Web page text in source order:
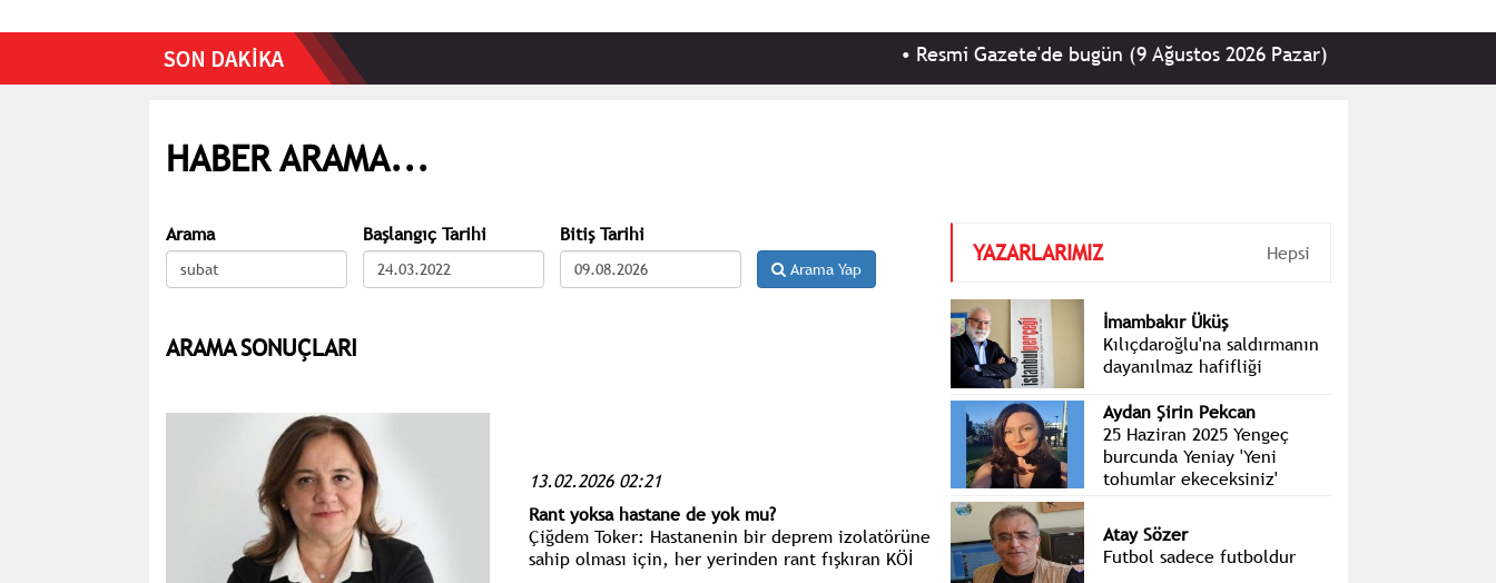
Resmi Gazete'de bugün (9 Ağustos 2026 Pazar) •
HABER ARAMA...
Arama Başlangıç Tarihi Bitiş Tarihi
Arama Yap
ARAMA SONUÇLARI
13.02.2026 02:21
Rant yoksa hastane de yok mu?
Çiğdem Toker: Hastanenin bir deprem izolatörüne
sahip olması için, her yerinden rant fışkıran KÖİ
YAZARLARIMIZ Hepsi
İmambakır Üküş
Kılıçdaroğlu'na saldırmanın
dayanılmaz hafifliği
Aydan Şirin Pekcan
25 Haziran 2025 Yengeç
burcunda Yeniay 'Yeni
tohumlar ekeceksiniz'
Atay Sözer
Futbol sadece futboldur